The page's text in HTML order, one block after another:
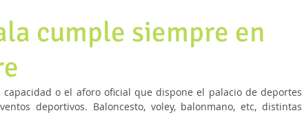
cumple siempre en
capacidad o el aforo oficial que dispone el palacio de deportes
deportivos. Baloncesto, voley, balonmano, etc, distintas